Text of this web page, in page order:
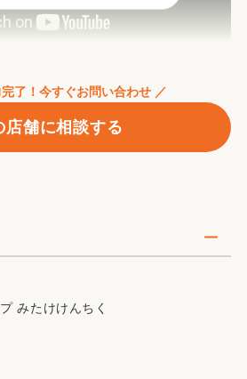
了！今すぐお問い合わせ ／
店舗に相談する
みたけけんちく